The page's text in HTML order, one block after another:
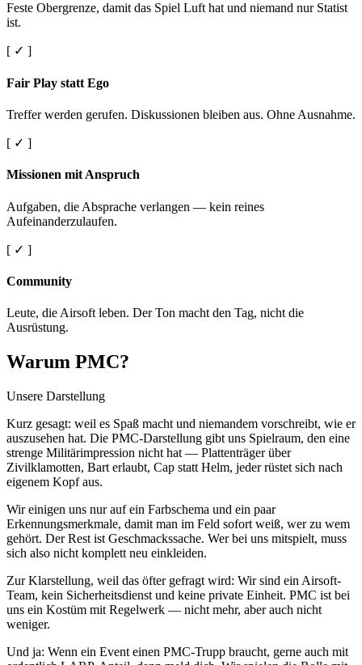
Feste Obergrenze, damit das Spiel Luft hat und niemand nur Statist
ist.
[ ✓ ]
Fair Play statt Ego
Treffer werden gerufen. Diskussionen bleiben aus. Ohne Ausnahme.
[ ✓ ]
Missionen mit Anspruch
Aufgaben, die Absprache verlangen — kein reines
Aufeinanderzulaufen.
[ ✓ ]
Community
Leute, die Airsoft leben. Der Ton macht den Tag, nicht die
Ausrüstung.
Warum PMC?
Unsere Darstellung
Kurz gesagt: weil es Spaß macht und niemandem vorschreibt, wie er
auszusehen hat. Die PMC-Darstellung gibt uns Spielraum, den eine
strenge Militärimpression nicht hat — Plattenträger über
Zivilklamotten, Bart erlaubt, Cap statt Helm, jeder rüstet sich nach
eigenem Kopf aus.
Wir einigen uns nur auf ein Farbschema und ein paar
Erkennungsmerkmale, damit man im Feld sofort weiß, wer zu wem
gehört. Der Rest ist Geschmackssache. Wer bei uns mitspielt, muss
sich also nicht komplett neu einkleiden.
Zur Klarstellung, weil das öfter gefragt wird: Wir sind ein Airsoft-
Team, kein Sicherheitsdienst und keine private Einheit. PMC ist bei
uns ein Kostüm mit Regelwerk — nicht mehr, aber auch nicht
weniger.
Und ja: Wenn ein Event einen PMC-Trupp braucht, gerne auch mit